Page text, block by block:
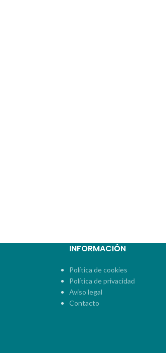
INFORMACIÓN
Política de cookies
Política de privacidad
Aviso legal
Contacto